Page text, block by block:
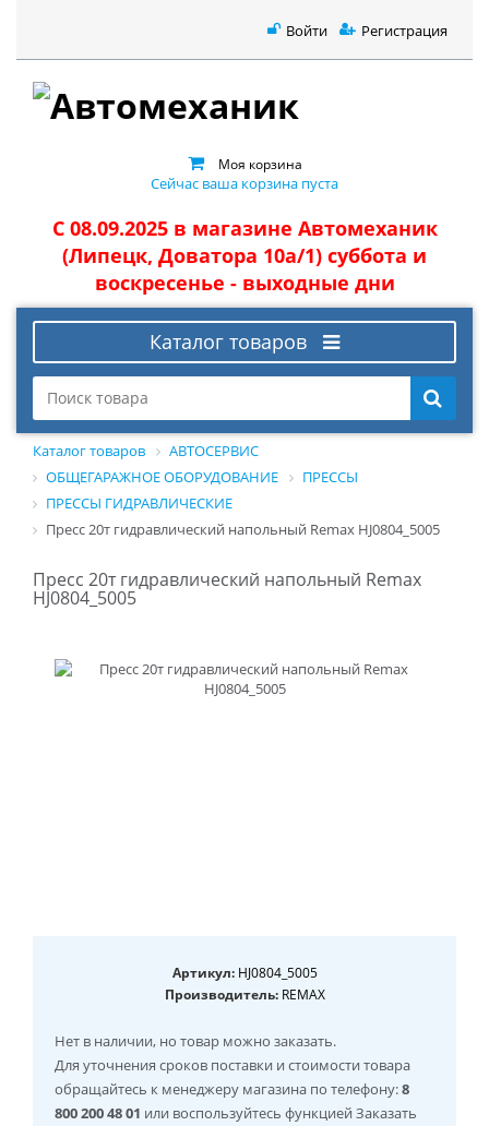
Войти Регистрация
Моя корзина
Сейчас ваша корзина пуста
С 08.09.2025 в магазине Автомеханик
(Липецк, Доватора 10а/1) суббота и
воскресенье - выходные дни
Каталог товаров
Каталог товаров
АВТОСЕРВИС
ОБЩЕГАРАЖНОЕ ОБОРУДОВАНИЕ
ПРЕССЫ
ПРЕССЫ ГИДРАВЛИЧЕСКИЕ
Пресс 20т гидравлический напольный Remax HJ0804_5005
Пресс 20т гидравлический напольный Remax
HJ0804_5005
Артикул:HJ0804_5005
Производитель:REMAX
Нет в наличии, но товар можно заказать.
Для уточнения сроков поставки и стоимости товара
обращайтесь к менеджеру магазина по телефону:8
800 200 48 01 или воспользуйтесь функцией Заказать